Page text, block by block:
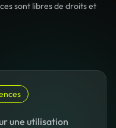
sont libres de droits et
une utilisation